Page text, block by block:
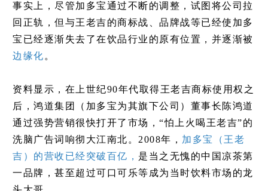
事实上，尽管加多宝通过不断的调整，试图将公司拉
回正轨，但与王老吉的商标战、品牌战等已经使加多
宝已经逐渐失去了在饮品行业的原有位置，并逐渐被
边缘化 。
资料显示，在上世纪90年代取得王老吉商标使用权之
后，鸿道集团（加多宝为其旗下公司）董事长陈鸿道
通过强势营销很快打开了市场，“怕上火喝王老吉”的
洗脑广告词响彻大江南北。2008年， 加多宝（王老
吉）的营收已经突破百亿， 是当之无愧的中国凉茶第
一品牌，甚至超过可口可乐等成为当时饮料市场的龙